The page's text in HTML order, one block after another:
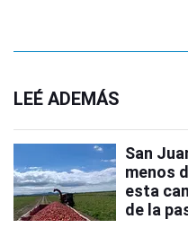
LEÉ ADEMÁS
San
menos
esta
de la